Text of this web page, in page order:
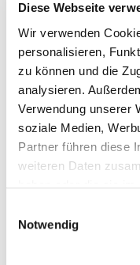
Diese Webseite
Wir verwenden
personalisieren,
zu können und die
analysieren.
Verwendung unserer
soziale Medien,
Partner führen diese
weiteren Daten
Notwendig
für sich selbst)
ein. Über eine
freuen.
Info: Hauke
0152 56 890 608)
Für eine größere
https://